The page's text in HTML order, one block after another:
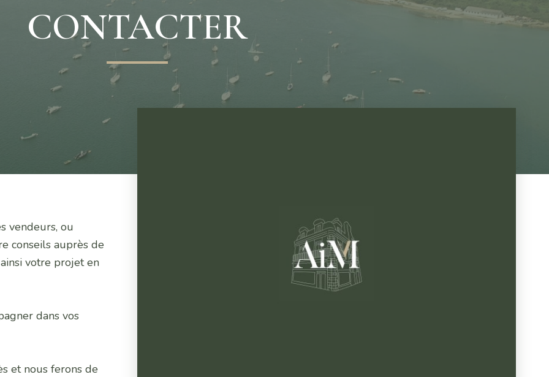
CONTACTER
vendeurs, ou
conseils auprès de
votre projet en
dans vos
et nous ferons de